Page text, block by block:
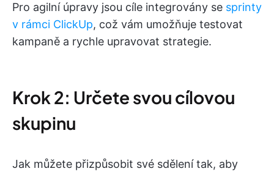
Pro agilní úpravy jsou cíle integrovány se sprinty
v rámci ClickUp, což vám umožňuje testovat
kampaně a rychle upravovat strategie.
Krok 2: Určete svou cílovou
skupinu
Jak můžete přizpůsobit své sdělení tak, aby